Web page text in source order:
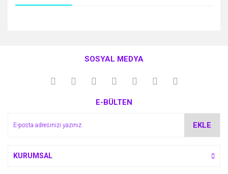
kullanarak tarafımıza iletebilirsiniz.
Görüş ve önerileriniz için teşekkür ederiz.
Ürün açıklamasında eksik bilgiler bulunuyor.
SOSYAL MEDYA
E-BÜLTEN
EKLE
KURUMSAL